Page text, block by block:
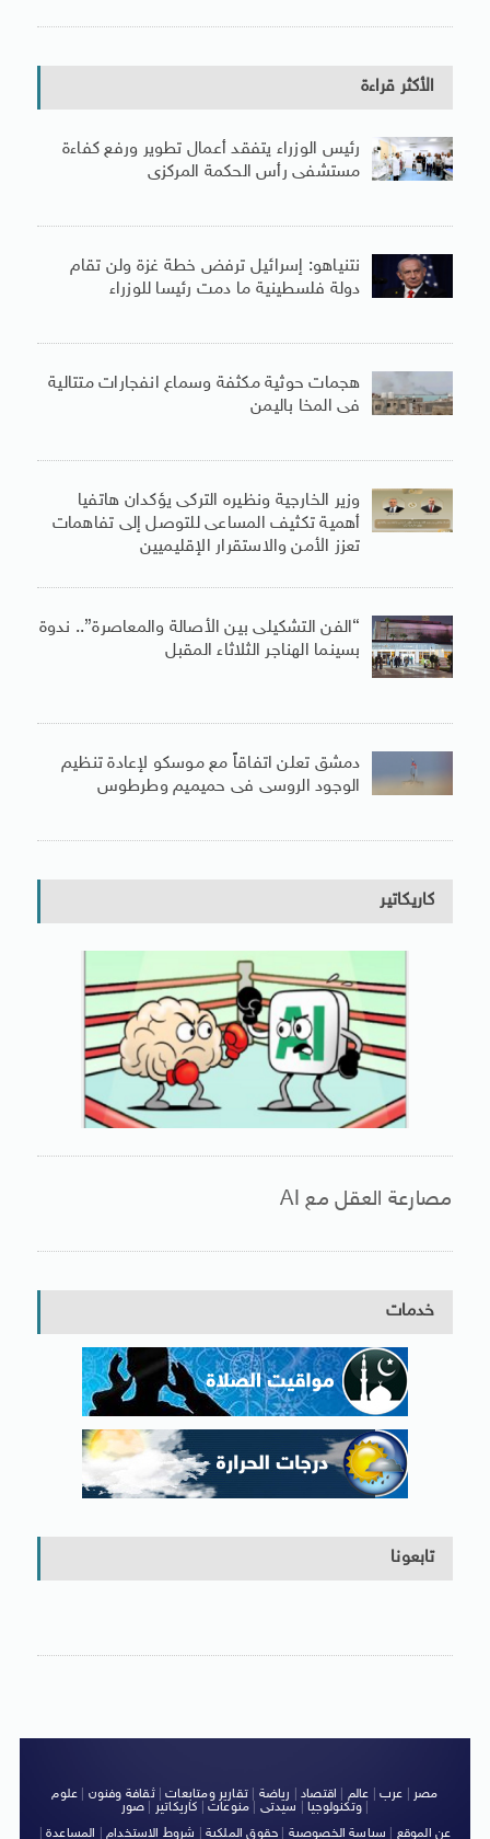
الأكثر قراءة
رئيس الوزراء يتفقد أعمال تطوير ورفع كفاءة
مستشفى رأس الحكمة المركزى
نتنياهو: إسرائيل ترفض خطة غزة ولن تقام
دولة فلسطينية ما دمت رئيسا للوزراء
هجمات حوثية مكثفة وسماع انفجارات متتالية
فى المخا باليمن
وزير الخارجية ونظيره التركى يؤكدان هاتفيا
أهمية تكثيف المساعى للتوصل إلى تفاهمات
تعزز الأمن والاستقرار الإقليميين
“الفن التشكيلى بين الأصالة والمعاصرة”.. ندوة
بسينما الهناجر الثلاثاء المقبل
دمشق تعلن اتفاقاً مع موسكو لإعادة تنظيم
الوجود الروسى فى حميميم وطرطوس
كاريكاتير
مصارعة العقل مع AI
خدمات
تابعونا
مصر عرب عالم اقتصاد رياضة |تقارير ومتابعات|ثقافة وفنون
علوم
وتكنولوجيا| سيدتى منوعات كاريكاتير صور
|
عن الموقع
سياسة الخصوصية حقوق الملكية شروط الاستخدام| المساعدة|